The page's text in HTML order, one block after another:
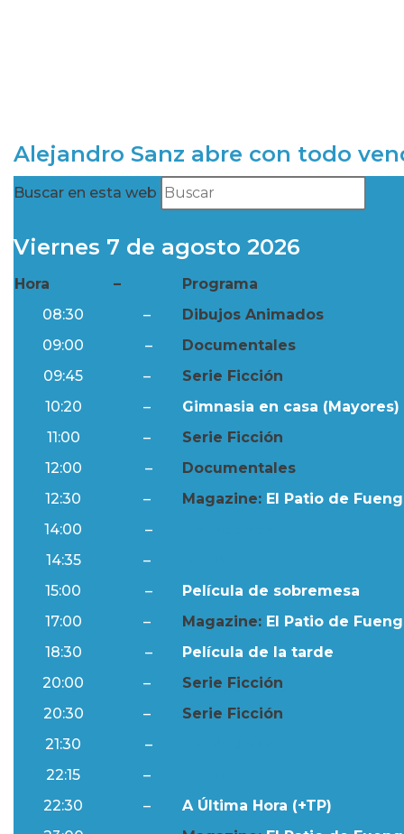
Alejandro Sanz abre con todo
Buscar en esta web
Viernes 7 de agosto 2026
Hora –
Programa
08:30
–
Dibujos Animados
09:00
–
Documentales
09:45
–
Serie Ficción
10:20
–
Gimnasia en casa (Mayores)
11:00
–
Serie Ficción
12:00
–
Documentales
12:30
– Magazine: El Patio de
14:00
–
14:35
–
15:00
–
Película de sobremesa
17:00
– Magazine: El Patio de
18:30
–
Película de la tarde
20:00
–
Serie Ficción
20:30
–
Serie Ficción
21:30
–
22:15
–
22:30
–
A Última Hora (+TP)